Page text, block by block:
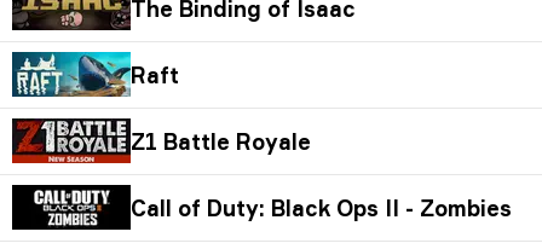
The Binding of Isaac
Raft
Z1 Battle Royale
Call of Duty: Black Ops II - Zombies